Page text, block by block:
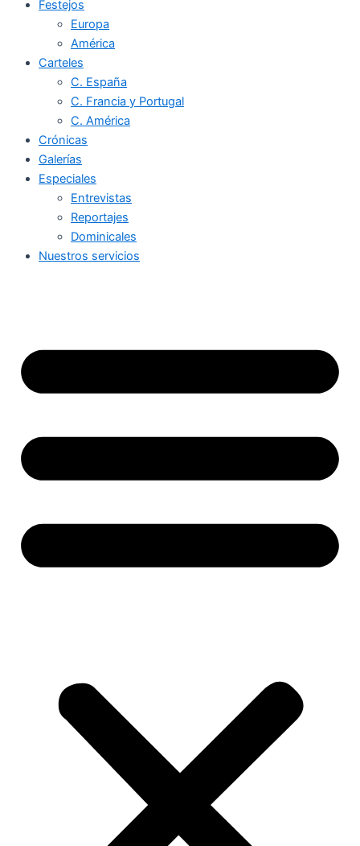
Festejos
Europa
América
Carteles
C. España
C. Francia y Portugal
C. América
Crónicas
Galerías
Especiales
Entrevistas
Reportajes
Dominicales
Nuestros servicios